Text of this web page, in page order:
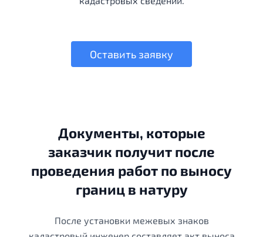
Оставить заявку
Документы, которые
заказчик получит после
проведения работ по выносу
границ в натуру
После установки межевых знаков